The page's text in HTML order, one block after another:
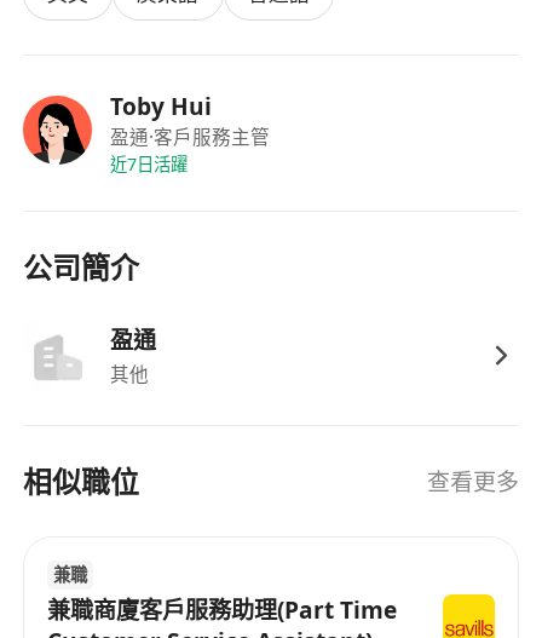
Toby Hui
盈通·客戶服務主管
近7日活躍
公司簡介
盈通
其他
相似職位 查看更多
兼職
兼職商廈客戶服務助理(Part Time